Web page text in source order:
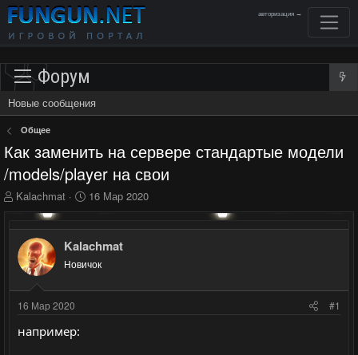
авторизация →
Форум
Новые сообщения
Общее
Как заменить на сервере стандартые модели
/models/player на свои
А
в
р
т
м
ы
Kalachmat
Д
а
н
а
а
16 Мар 2020
Kalachmat
Новичок
16 Мар 2020 #1
например: